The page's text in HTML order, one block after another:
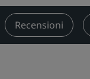
Resort
Recensioni